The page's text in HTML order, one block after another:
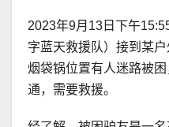
2023年9月13日下午
字蓝天救援队）接到某
烟袋锅位置有人迷路被
通，需要救援。